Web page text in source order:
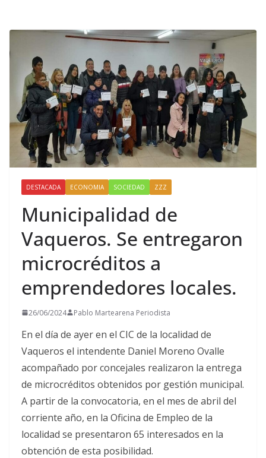
DESTACADA ECONOMIA SOCIEDAD ZZZ
Municipalidad de
Vaqueros. Se entregaron
microcréditos a
emprendedores locales.
26/06/2024 Pablo Martearena Periodista
En el día de ayer en el CIC de la localidad de
Vaqueros el intendente Daniel Moreno Ovalle
acompañado por concejales realizaron la entrega
de microcréditos obtenidos por gestión municipal.
A partir de la convocatoria, en el mes de abril del
corriente año, en la Oficina de Empleo de la
localidad se presentaron 65 interesados en la
obtención de esta posibilidad.